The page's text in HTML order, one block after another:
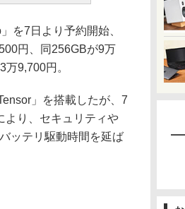
を7日より予約開始、
円、同256GBが9万
9,700円。
」を搭載したが、7
より、セキュリティや
ッテリ駆動時間を延ば